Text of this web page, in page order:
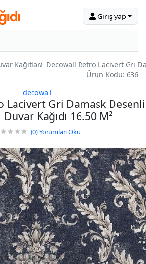
Giriş yap
Kağıtları Decowall Retro Lacivert Gri
Ürün Kodu: 636
decowall
Lacivert Gri Damask Desenli
Kağıdı 16.50 M²
(0)Yorumları Oku